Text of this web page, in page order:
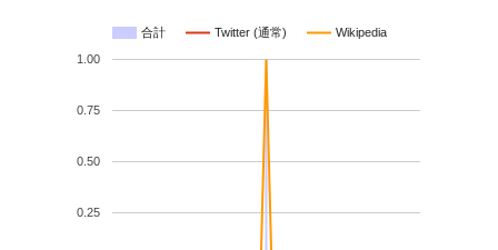
合計 Twitter (通常) Wikipedia
0.25
0.50
0.75
1.00